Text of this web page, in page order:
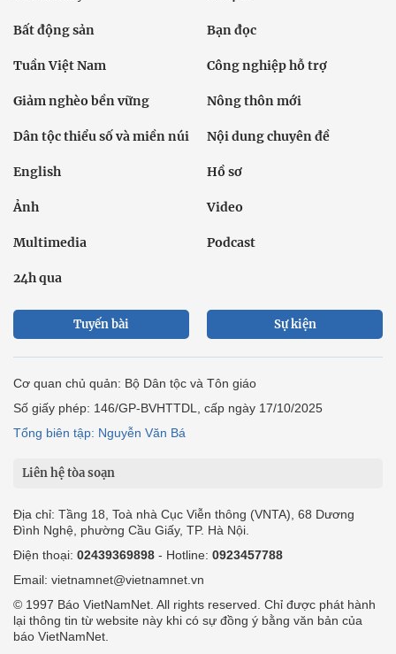
Bất động sản Bạn đọc
Tuần Việt Nam Công nghiệp hỗ trợ
Giảm nghèo bền vững Nông thôn mới
Dân tộc thiểu số và miền núi Nội dung chuyên đề
English Hồ sơ
Ảnh Video
Multimedia Podcast
24h qua
Tuyến bài Sự kiện
Cơ quan chủ quản: Bộ Dân tộc và Tôn giáo
Số giấy phép: 146/GP-BVHTTDL, cấp ngày 17/10/2025
Tổng biên tập: Nguyễn Văn Bá
Liên hệ tòa soạn
Địa chỉ: Tầng 18, Toà nhà Cục Viễn thông (VNTA), 68 Dương
Đình Nghệ, phường Cầu Giấy, TP. Hà Nội.
Điện thoại: 02439369898 - Hotline: 0923457788
Email: vietnamnet@vietnamnet.vn
© 1997 Báo VietNamNet. All rights reserved. Chỉ được phát hành
lại thông tin từ website này khi có sự đồng ý bằng văn bản của
báo VietNamNet.